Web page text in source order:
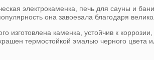
электрокаменка, печь для сауны и
она завоевала благодаря
изготовлена каменка, устойчив к
термостойкой эмалью черного цвета